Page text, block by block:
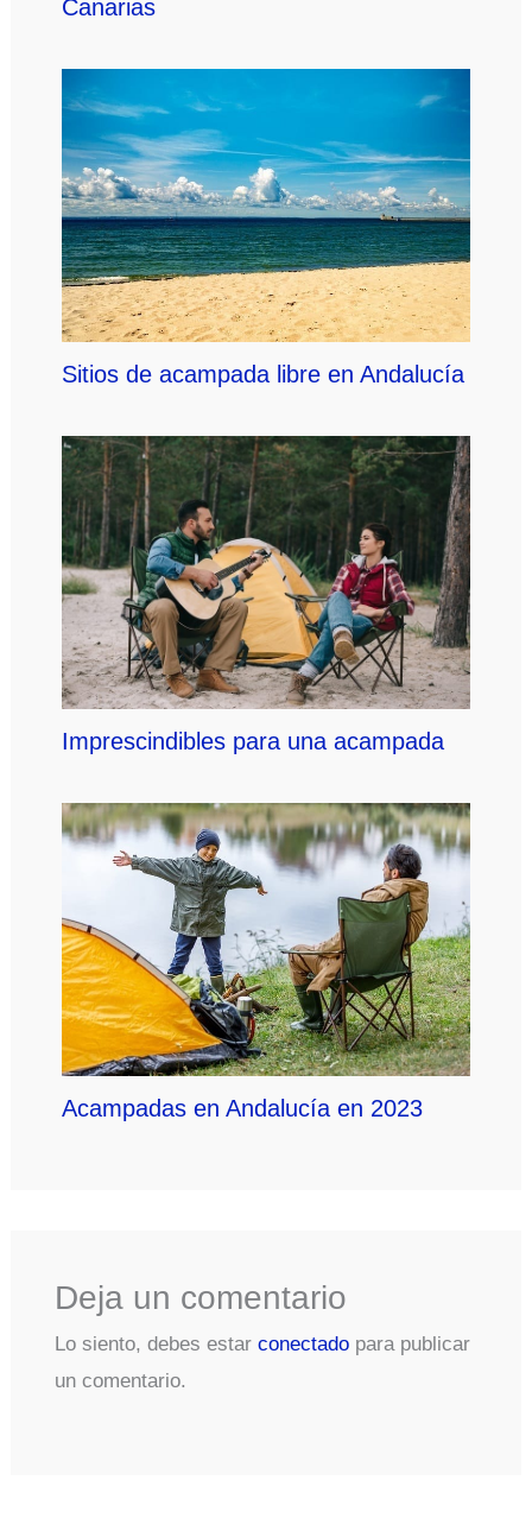
Canarias
Sitios de acampada libre en Andalucía
Imprescindibles para una acampada
Acampadas en Andalucía en 2023
Deja un comentario
Lo siento, debes estar conectadopara publicar
un comentario.